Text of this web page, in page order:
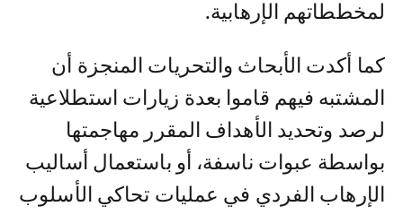
لمخططاتهم الإرهابية.
كما أكدت الأبحاث والتحريات المنجزة أن
المشتبه فيهم قاموا بعدة زيارات استطلاعية
لرصد وتحديد الأهداف المقرر مهاجمتها
بواسطة عبوات ناسفة، أو باستعمال أساليب
الإرهاب الفردي في عمليات تحاكي الأسلوب